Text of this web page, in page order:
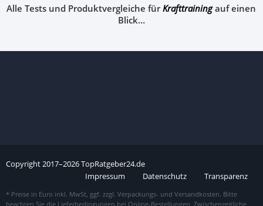
Alle Tests und Produktvergleiche fürKrafttrainingauf einen
Blick…
Copyright2017–2026TopRatgeber24.de
Impressum
Datenschutz Transparenz